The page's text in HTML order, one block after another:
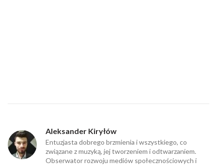
Aleksander Kiryłów
Entuzjasta dobrego brzmienia i wszystkiego, co
związane z muzyką, jej tworzeniem i odtwarzaniem.
Obserwator rozwoju mediów społecznościowych i